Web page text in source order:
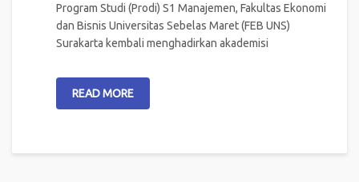
Program Studi (Prodi) S1 Manajemen, Fakultas Ekonomi
dan Bisnis Universitas Sebelas Maret (FEB UNS)
Surakarta kembali menghadirkan akademisi
READ MORE